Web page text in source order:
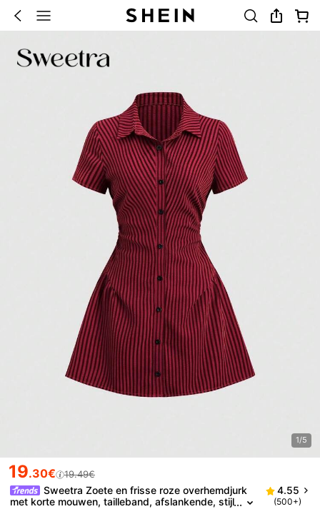
1/5
19.30€ 19.49€
Sweetra Zoete en frisse roze overhemdjurk
met korte mouwen, tailleband, afslankende, stijl
4.55
(500+)